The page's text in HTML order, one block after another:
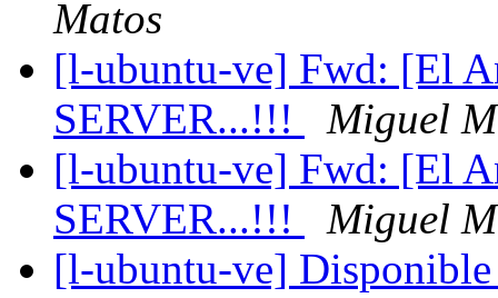
Matos
[l-ubuntu-ve] Fwd: [El
SERVER...!!!
Miguel
[l-ubuntu-ve] Fwd: [El
SERVER...!!!
Miguel
[l-ubuntu-ve]